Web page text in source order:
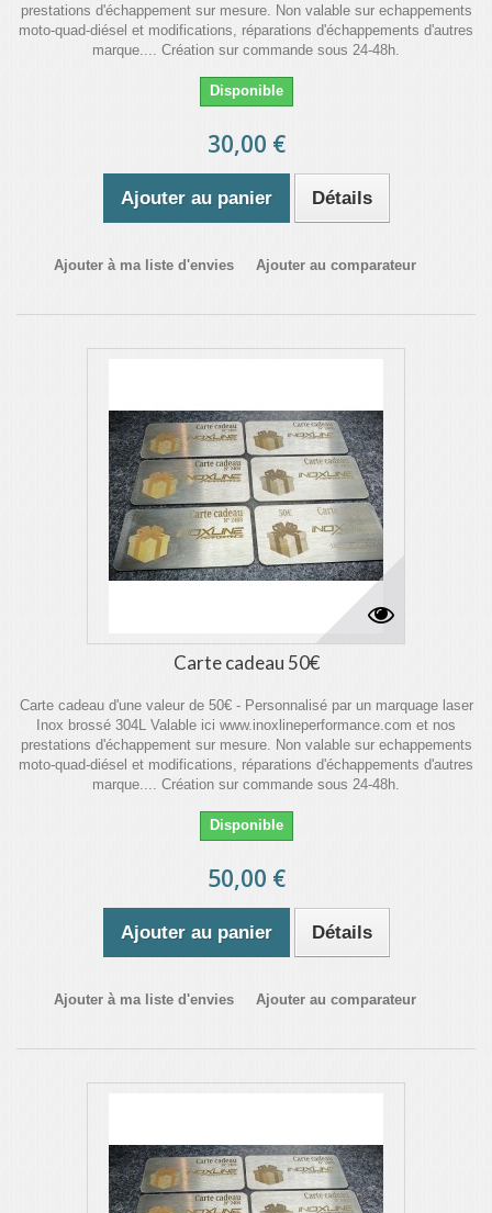
prestations d'échappement sur mesure. Non valable sur echappements
moto-quad-diésel et modifications, réparations d'échappements d'autres
marque.... Création sur commande sous 24-48h.
Disponible
30,00 €
Ajouter au panier Détails
Ajouter à ma liste d'envies Ajouter au comparateur
Carte cadeau 50€
Carte cadeau d'une valeur de 50€ - Personnalisé par un marquage laser
Inox brossé 304L Valable ici www.inoxlineperformance.com et nos
prestations d'échappement sur mesure. Non valable sur echappements
moto-quad-diésel et modifications, réparations d'échappements d'autres
marque.... Création sur commande sous 24-48h.
Disponible
50,00 €
Ajouter au panier Détails
Ajouter à ma liste d'envies Ajouter au comparateur